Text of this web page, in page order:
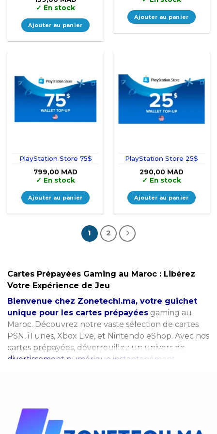
✓ En stock
Ajouter au panier
Ajouter au panier
PlayStation Store 75$
799,00 MAD
✓ En stock
Ajouter au panier
PlayStation Store 25$
290,00 MAD
✓ En stock
Ajouter au panier
1 2
Cartes Prépayées Gaming au Maroc : Libérez
Votre Expérience de Jeu
Bienvenue chez Zonetechl.ma, votre guichet
unique pour les cartes prépayées gaming au
Maroc. Découvrez notre vaste sélection de cartes
PSN, iTunes, Xbox Live, et Nintendo eShop. Avec nos
cartes prépayées, déverrouillez un univers de
divertissement numérique instantanément.
compte PlayStation et accédez à une bibliothèque
de divertissement sans fin.
iTunes : Musique, Films et Plus
iTunes, accédez à des millions de chansons, de films,